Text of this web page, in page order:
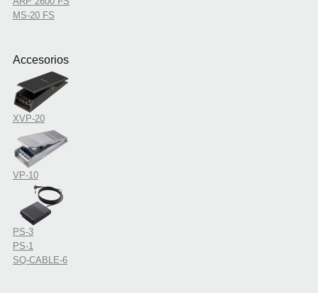
MS-20 FS
Accesorios
XVP-20
VP-10
PS-3
PS-1
SQ-CABLE-6